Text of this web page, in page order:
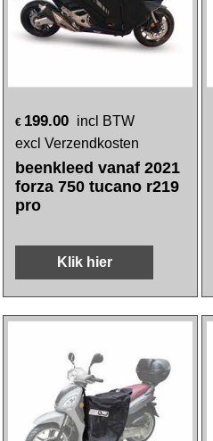
€ 199.00 incl BTW
excl Verzendkosten
beenkleed vanaf 2021
forza 750 tucano r219
pro
Klik hier